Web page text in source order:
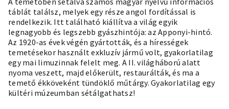
táblát találsz, melyek egy része angol fordítással is
rendelkezik. Itt található kiállítva a világ egyik
legnagyobb és legszebb gyászhintója: az Apponyi-hintó.
Az 1920-as évek végén gyártották, és a hírességek
temetésekor használt exkluzív jármű volt, gyakorlatilag
egy mai limuzinnak felelt meg. A II. világháború alatt
nyoma veszett, majd előkerült, restaurálták, és ma a
temető ékköveként tündöklő műtárgy. Gyakorlatilag egy
kültéri múzeumban sétálgathatsz!